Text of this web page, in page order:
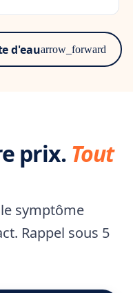
d'eauarrow_forward
prix. Tout
symptôme
Rappel sous 5